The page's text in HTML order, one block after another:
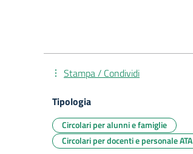
Stampa / Condividi
Tipologia
Circolari per alunni e famiglie
Circolari per docenti e personale ATA